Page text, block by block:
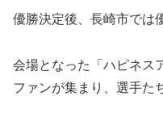
優勝決定後、長崎市では
会場となった「ハピネス
ファンが集まり、選手た